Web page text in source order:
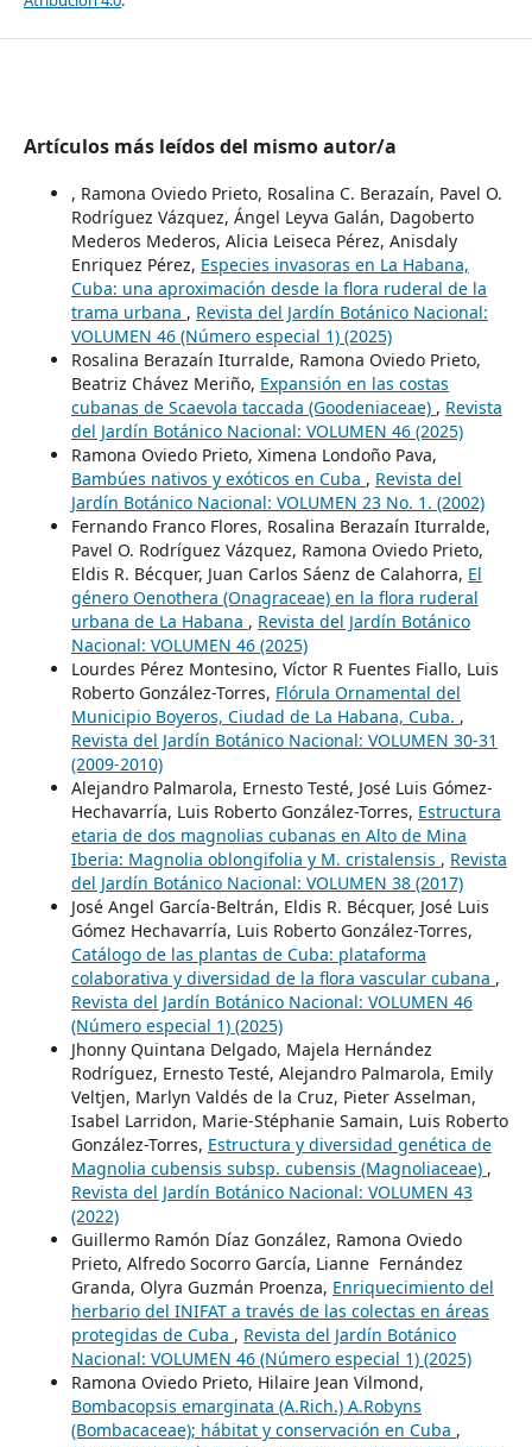
Artículos más leídos del mismo autor/a
, Ramona Oviedo Prieto, Rosalina C. Berazaín, Pavel O.
Rodríguez Vázquez, Ángel Leyva Galán, Dagoberto
Mederos Mederos, Alicia Leiseca Pérez, Anisdaly
Enriquez Pérez, Especies invasoras en La Habana,
Cuba: una aproximación desde la flora ruderal de la
trama urbana , Revista del Jardín Botánico Nacional:
VOLUMEN 46 (Número especial 1) (2025)
Rosalina Berazaín Iturralde, Ramona Oviedo Prieto,
Beatriz Chávez Meriño, Expansión en las costas
cubanas de Scaevola taccada (Goodeniaceae) , Revista
del Jardín Botánico Nacional: VOLUMEN 46 (2025)
Ramona Oviedo Prieto, Ximena Londoño Pava,
Bambúes nativos y exóticos en Cuba , Revista del
Jardín Botánico Nacional: VOLUMEN 23 No. 1. (2002)
Fernando Franco Flores, Rosalina Berazaín Iturralde,
Pavel O. Rodríguez Vázquez, Ramona Oviedo Prieto,
Eldis R. Bécquer, Juan Carlos Sáenz de Calahorra, El
género Oenothera (Onagraceae) en la flora ruderal
urbana de La Habana , Revista del Jardín Botánico
Nacional: VOLUMEN 46 (2025)
Lourdes Pérez Montesino, Víctor R Fuentes Fiallo, Luis
Roberto González-Torres, Flórula Ornamental del
Municipio Boyeros, Ciudad de La Habana, Cuba. ,
Revista del Jardín Botánico Nacional: VOLUMEN 30-31
(2009-2010)
Alejandro Palmarola, Ernesto Testé, José Luis Gómez-
Hechavarría, Luis Roberto González-Torres, Estructura
etaria de dos magnolias cubanas en Alto de Mina
Iberia: Magnolia oblongifolia y M. cristalensis , Revista
del Jardín Botánico Nacional: VOLUMEN 38 (2017)
José Angel García-Beltrán, Eldis R. Bécquer, José Luis
Gómez Hechavarría, Luis Roberto González-Torres,
Catálogo de las plantas de Cuba: plataforma
colaborativa y diversidad de la flora vascular cubana ,
Revista del Jardín Botánico Nacional: VOLUMEN 46
(Número especial 1) (2025)
Jhonny Quintana Delgado, Majela Hernández
Rodríguez, Ernesto Testé, Alejandro Palmarola, Emily
Veltjen, Marlyn Valdés de la Cruz, Pieter Asselman,
Isabel Larridon, Marie-Stéphanie Samain, Luis Roberto
González-Torres, Estructura y diversidad genética de
Magnolia cubensis subsp. cubensis (Magnoliaceae) ,
Revista del Jardín Botánico Nacional: VOLUMEN 43
(2022)
Guillermo Ramón Díaz González, Ramona Oviedo
Prieto, Alfredo Socorro García, Lianne Fernández
Granda, Olyra Guzmán Proenza, Enriquecimiento del
herbario del INIFAT a través de las colectas en áreas
protegidas de Cuba , Revista del Jardín Botánico
Nacional: VOLUMEN 46 (Número especial 1) (2025)
Ramona Oviedo Prieto, Hilaire Jean Vilmond,
Bombacopsis emarginata (A.Rich.) A.Robyns
(Bombacaceae); hábitat y conservación en Cuba ,